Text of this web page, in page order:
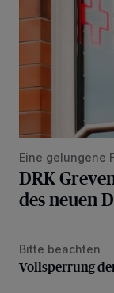
Eine gelungene
DRK
des neuen
Vollsperrung
Bitte beachten
Vollsperrung